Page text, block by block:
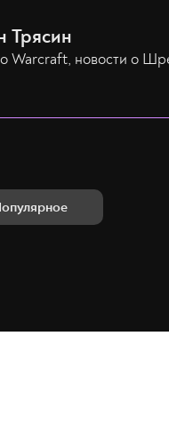
Трясин
Warcraft, новости о